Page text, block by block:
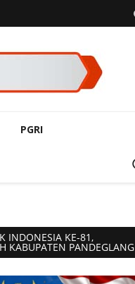
PGRI
INDONESIA KE-81,
KABUPATEN PANDEGLANG